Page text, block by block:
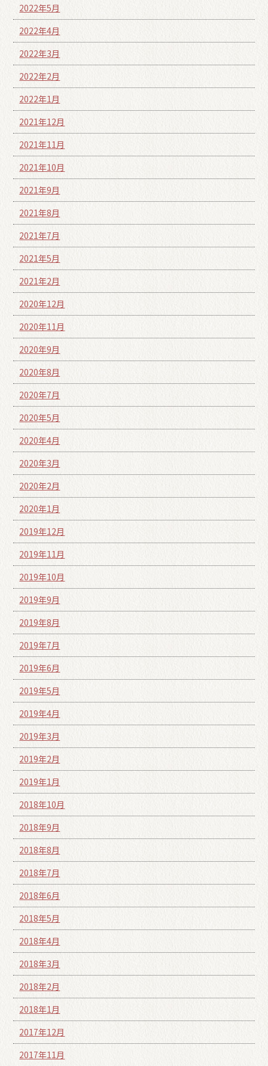
2022年5月
2022年4月
2022年3月
2022年2月
2022年1月
2021年12月
2021年11月
2021年10月
2021年9月
2021年8月
2021年7月
2021年5月
2021年2月
2020年12月
2020年11月
2020年9月
2020年8月
2020年7月
2020年5月
2020年4月
2020年3月
2020年2月
2020年1月
2019年12月
2019年11月
2019年10月
2019年9月
2019年8月
2019年7月
2019年6月
2019年5月
2019年4月
2019年3月
2019年2月
2019年1月
2018年10月
2018年9月
2018年8月
2018年7月
2018年6月
2018年5月
2018年4月
2018年3月
2018年2月
2018年1月
2017年12月
2017年11月